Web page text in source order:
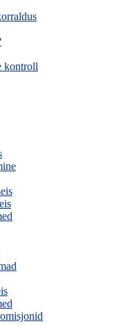
kontroll